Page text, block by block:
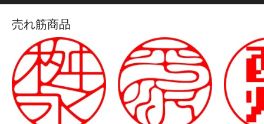
売れ筋商品